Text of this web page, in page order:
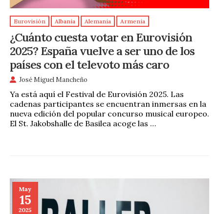
Eurovisión Albania Alemania Armenia
¿Cuánto cuesta votar en Eurovisión
2025? España vuelve a ser uno de los
países con el televoto más caro
José Miguel Mancheño
Ya está aquí el Festival de Eurovisión 2025. Las
cadenas participantes se encuentran inmersas en la
nueva edición del popular concurso musical europeo.
El St. Jakobshalle de Basilea acoge las …
May
15
2025